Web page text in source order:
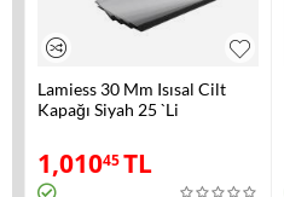
Lamiess 30 Mm Isısal Cilt
Kapağı Siyah 25 `Li
1,01045TL